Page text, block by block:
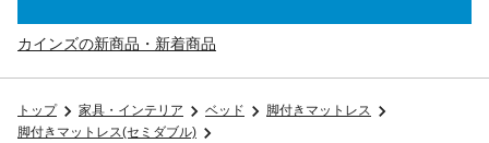
カインズの新商品・新着商品
トップ 家具・インテリア ベッド
脚付きマットレス
脚付きマットレス(セミダブル)